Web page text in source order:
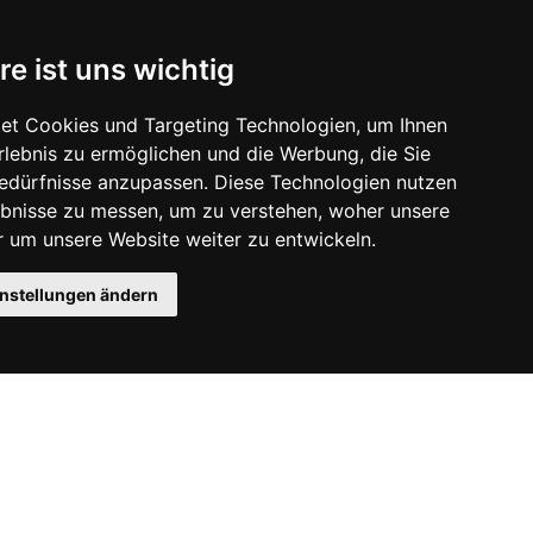
ist uns wichtig
Cookies und Targeting Technologien, um Ihnen
zu ermöglichen und die Werbung, die Sie
anzupassen. Diese Technologien nutzen
zu messen, um zu verstehen, woher unsere
um unsere Website weiter zu entwickeln.
ändern